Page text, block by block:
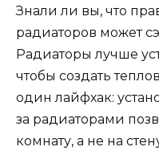
Знали ли вы, что
радиаторов может
Радиаторы лучше
чтобы создать
один лайфхак:
за радиаторами
комнату, а не на